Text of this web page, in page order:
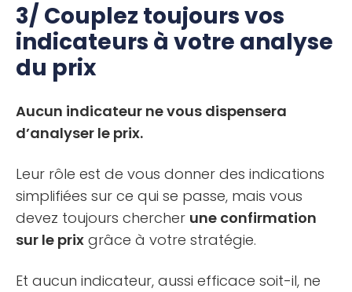
3/ Couplez toujours vos
indicateurs à votre analyse
du prix
Aucun indicateur ne vous dispensera
d’analyser le prix.
Leur rôle est de vous donner des indications
simplifiées sur ce qui se passe, mais vous
devez toujours chercher une confirmation
sur le prix grâce à votre stratégie.
Et aucun indicateur, aussi efficace soit-il, ne